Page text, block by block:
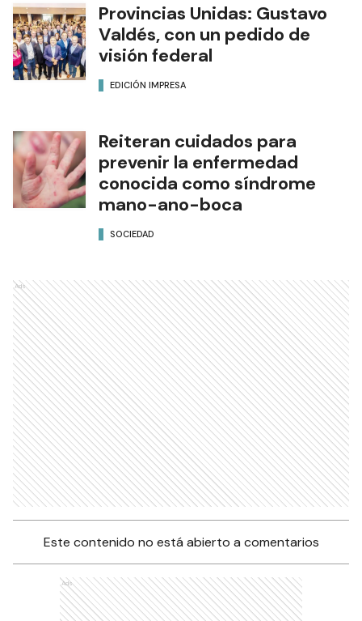
Provincias Unidas: Gustavo
Valdés, con un pedido de
visión federal
EDICIÓN IMPRESA
Reiteran cuidados para
prevenir la enfermedad
conocida como síndrome
mano-ano-boca
SOCIEDAD
Ads
Este contenido no está abierto a comentarios
Ads